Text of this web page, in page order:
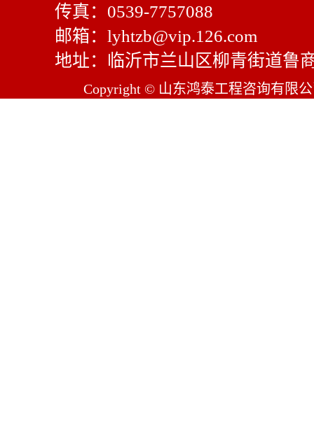
传真：0539-7757088
邮箱：lyhtzb@vip.126.com
地址：临沂市兰山区柳青街道鲁
Copyright © 山东鸿泰工程咨询有限